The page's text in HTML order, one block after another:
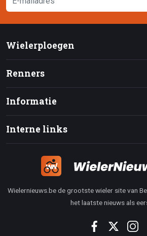
Wielerploegen
Renners
Informatie
Interne links
Wielernieuws.be de grootste wieler site van
het laatste nieuws als